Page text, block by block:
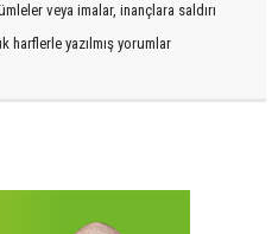
veya imalar, inançlara saldırı
harflerle yazılmış yorumlar